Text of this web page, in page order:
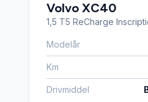
Startspærre
Volvo XC40
1,5 T5 ReCharge
Modelår
Km
Drivmiddel